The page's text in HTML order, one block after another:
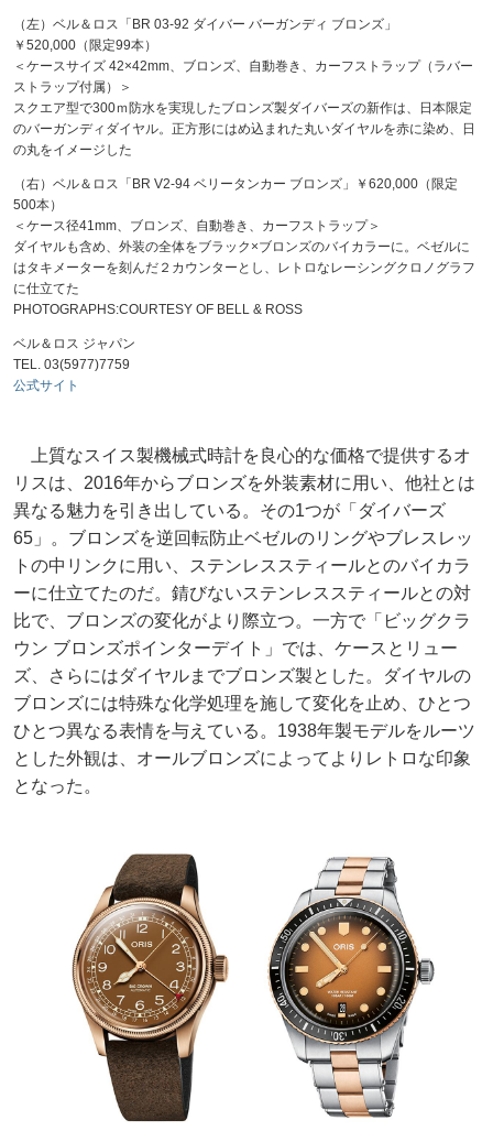
（左）ベル＆ロス「BR 03-92 ダイバー バーガンディ ブロンズ」
￥520,000（限定99本）
＜ケースサイズ 42×42mm、ブロンズ、自動巻き、カーフストラップ（ラバー
ストラップ付属）＞
スクエア型で300ｍ防水を実現したブロンズ製ダイバーズの新作は、日本限定
のバーガンディダイヤル。正方形にはめ込まれた丸いダイヤルを赤に染め、日
の丸をイメージした
（右）ベル＆ロス「BR V2-94 ベリータンカー ブロンズ」￥620,000（限定
500本）
＜ケース径41mm、ブロンズ、自動巻き、カーフストラップ＞
ダイヤルも含め、外装の全体をブラック×ブロンズのバイカラーに。ベゼルに
はタキメーターを刻んだ２カウンターとし、レトロなレーシングクロノグラフ
に仕立てた
PHOTOGRAPHS:COURTESY OF BELL & ROSS
ベル＆ロス ジャパン
TEL. 03(5977)7759
公式サイト
上質なスイス製機械式時計を良心的な価格で提供するオ
リスは、2016年からブロンズを外装素材に用い、他社とは
異なる魅力を引き出している。その1つが「ダイバーズ
65」。ブロンズを逆回転防止ベゼルのリングやブレスレッ
トの中リンクに用い、ステンレススティールとのバイカラ
ーに仕立てたのだ。錆びないステンレススティールとの対
比で、ブロンズの変化がより際立つ。一方で「ビッグクラ
ウン ブロンズポインターデイト」では、ケースとリュー
ズ、さらにはダイヤルまでブロンズ製とした。ダイヤルの
ブロンズには特殊な化学処理を施して変化を止め、ひとつ
ひとつ異なる表情を与えている。1938年製モデルをルーツ
とした外観は、オールブロンズによってよりレトロな印象
となった。